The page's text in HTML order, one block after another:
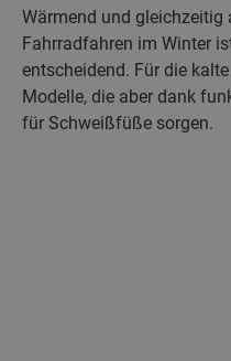
Wärmend und gleichzeitig
Fahrradfahren im Winter
entscheidend. Für die
Modelle, die aber dank
für Schweißfüße sorgen.